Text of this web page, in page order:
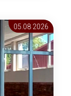
05.08 2026